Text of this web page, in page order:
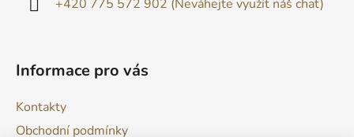
+420 775 572 902 (Neváhejte využít náš chat)
Informace pro vás
Kontakty
Obchodní podmínky